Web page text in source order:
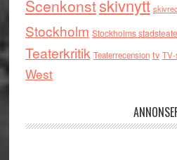
Scenkonstskivnytt
Stockholm Stockholms
Teaterkritik Teaterrecension tv
West